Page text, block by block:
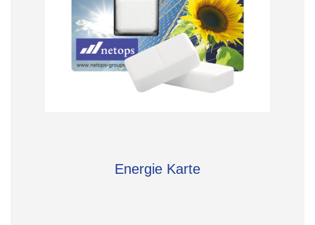
Energie Karte